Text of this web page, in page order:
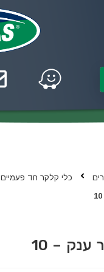
כלי קלקר חד פעמיים
– 10